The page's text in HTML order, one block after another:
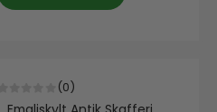
out of 5
(0)